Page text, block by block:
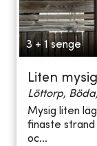
3 + 1 senge
Liten
Löttorp,
Mysig liten
finaste strand
oc...